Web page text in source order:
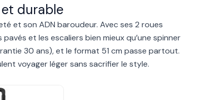
durable
et son ADN baroudeur. Avec ses 2 roues
et les escaliers bien mieux qu’une spinner
30 ans), et le format 51 cm passe partout.
voyager léger sans sacrifier le style.